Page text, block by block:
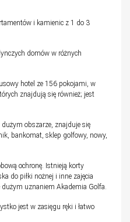
i kamienic z 1 do 3
domów w różnych
hotel ze 156 pokojami, w
znajdują się również; jest
obszarze, znajduje się
bankomat, sklep golfowy, nowy,
ochronę. Istnieją korty
do piłki nożnej i inne zajęcia
dużym uznaniem Akademia Golfa.
jest w zasięgu ręki i łatwo